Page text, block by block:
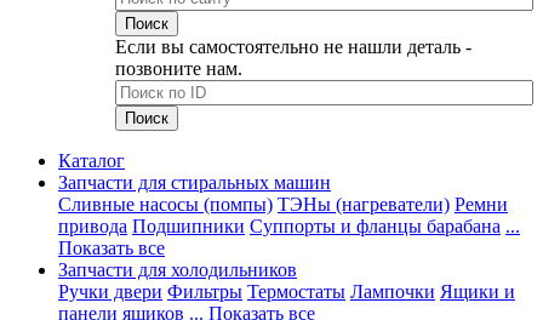
Если вы самостоятельно не нашли деталь -
позвоните нам.
Каталог
Запчасти для стиральных машин
Сливные насосы (помпы) ТЭНы (нагреватели) Ремни
привода Подшипники Суппорты и фланцы барабана ...
Показать все
Запчасти для холодильников
Ручки двери Фильтры Термостаты Лампочки Ящики и
панели ящиков ... Показать все